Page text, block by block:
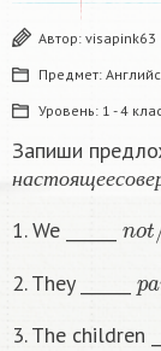
Автор: visapink63
Предмет:
Уровень: 1 - 4
Запиши
н а с т оя щ е е с о в е
настоящеесове
1. We ______ t
2. They ______
3. The children